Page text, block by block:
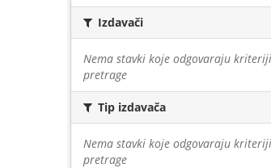
Izdavači
Nema stavki koje odgovaraju
pretrage
Tip izdavača
Nema stavki koje odgovaraju
pretrage